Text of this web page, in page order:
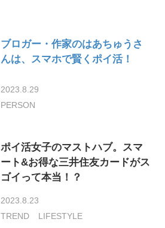
ブロガー・作家のはあちゅうさ
んは、スマホで賢くポイ活！
2023.8.29
PERSON
ポイ活女子のマストハブ。スマ
ート&お得な三井住友カードがス
ゴイって本当！？
2023.8.23
TREND
LIFESTYLE